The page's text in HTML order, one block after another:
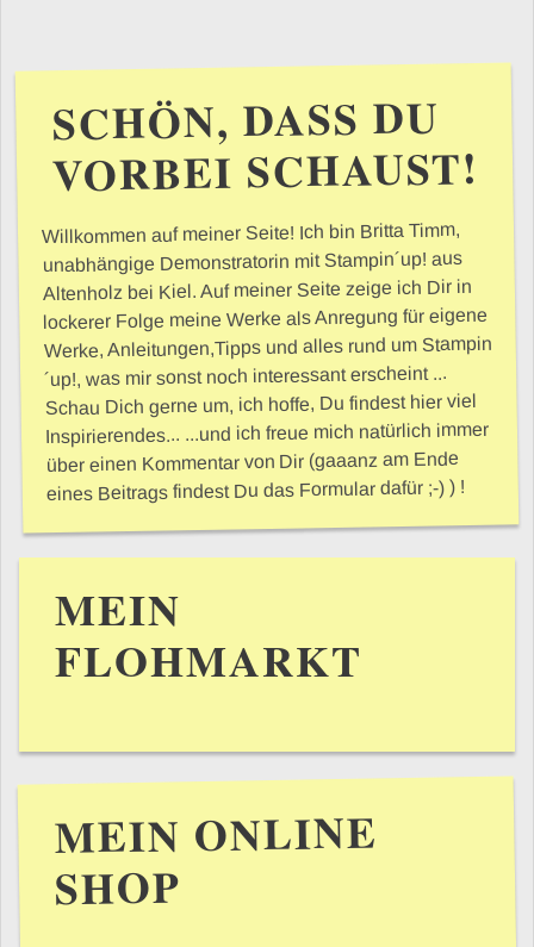
SCHÖN, DASS DU
VORBEI SCHAUST!
Willkommen auf meiner Seite! Ich bin Britta Timm,
unabhängige Demonstratorin mit Stampin´up! aus
Altenholz bei Kiel. Auf meiner Seite zeige ich Dir in
lockerer Folge meine Werke als Anregung für eigene
Werke, Anleitungen,Tipps und alles rund um Stampin
´up!, was mir sonst noch interessant erscheint ...
Schau Dich gerne um, ich hoffe, Du findest hier viel
Inspirierendes... ...und ich freue mich natürlich immer
über einen Kommentar von Dir (gaaanz am Ende
eines Beitrags findest Du das Formular dafür ;-) ) !
MEIN
FLOHMARKT
MEIN ONLINE
SHOP